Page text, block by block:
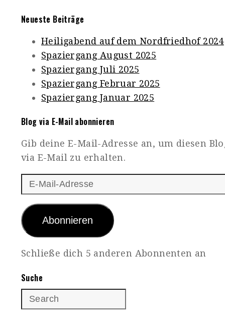
Neueste Beiträge
Heiligabend auf dem Nordfriedhof 2024
Spaziergang August 2025
Spaziergang Juli 2025
Spaziergang Februar 2025
Spaziergang Januar 2025
Blog via E-Mail abonnieren
Gib deine E-Mail-Adresse an, um diesen
via E-Mail zu erhalten.
E-
Mail-
Adresse
Abonnieren
Schließe dich 5 anderen Abonnenten an
Suche